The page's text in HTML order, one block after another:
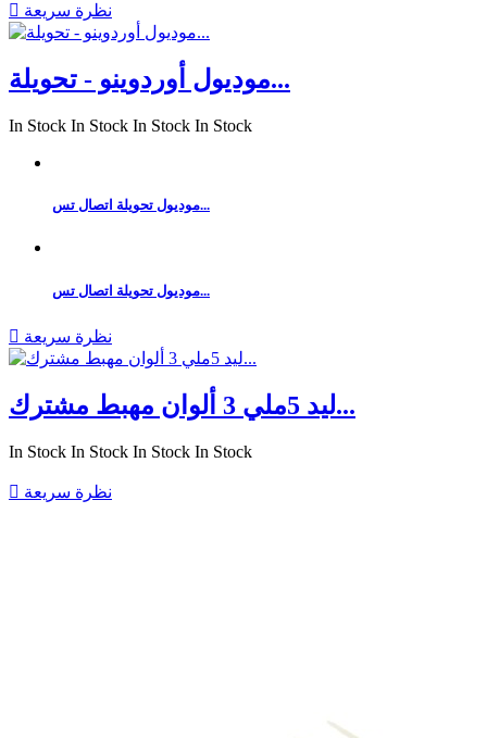
 نظرة سريعة
موديول أوردوينو - تحويلة...
In Stock In Stock In Stock In Stock
موديول تحويلة اتصال تس...
موديول تحويلة اتصال تس...
 نظرة سريعة
ليد 5ملي 3 ألوان مهبط مشترك...
In Stock In Stock In Stock In Stock
 نظرة سريعة